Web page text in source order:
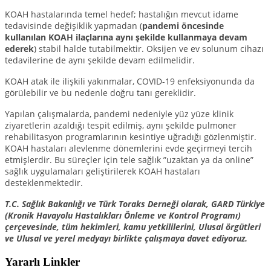
KOAH hastalarında temel hedef; hastalığın mevcut idame
tedavisinde değişiklik yapmadan (pandemi öncesinde
kullanılan KOAH ilaçlarına aynı şekilde kullanmaya devam
ederek) stabil halde tutabilmektir. Oksijen ve ev solunum cihazı
tedavilerine de aynı şekilde devam edilmelidir.
KOAH atak ile ilişkili yakınmalar, COVID-19 enfeksiyonunda da
görülebilir ve bu nedenle doğru tanı gereklidir.
Yapılan çalışmalarda, pandemi nedeniyle yüz yüze klinik
ziyaretlerin azaldığı tespit edilmiş, aynı şekilde pulmoner
rehabilitasyon programlarının kesintiye uğradığı gözlenmiştir.
KOAH hastaları alevlenme dönemlerini evde geçirmeyi tercih
etmişlerdir. Bu süreçler için tele sağlık ”uzaktan ya da online”
sağlık uygulamaları geliştirilerek KOAH hastaları
desteklenmektedir.
T.C. Sağlık Bakanlığı ve Türk Toraks Derneği olarak, GARD Türkiye
(Kronik Havayolu Hastalıkları Önleme ve Kontrol Programı)
çerçevesinde, tüm hekimleri, kamu yetkililerini, Ulusal örgütleri
ve Ulusal ve yerel medyayı birlikte çalışmaya davet ediyoruz.
Yararlı Linkler